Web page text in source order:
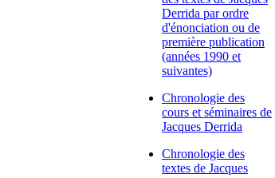
Derrida par ordre
d'énonciation ou de
première publication
(années 1990 et
suivantes)
Chronologie des
cours et séminaires de
Jacques Derrida
Chronologie des
textes de Jacques